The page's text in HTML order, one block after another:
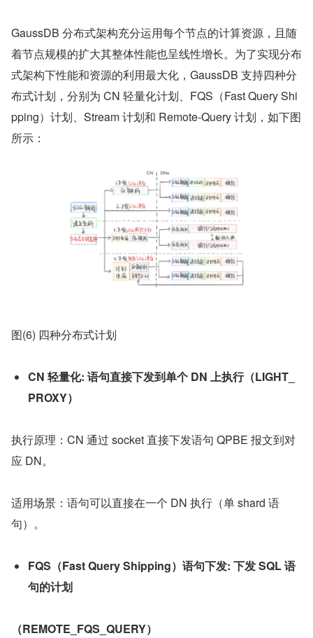
GaussDB 分布式架构充分运用每个节点的计算资源，且随
着节点规模的扩大其整体性能也呈线性增长。为了实现分布
式架构下性能和资源的利用最大化，GaussDB 支持四种分
布式计划，分别为 CN 轻量化计划、FQS（Fast Query Shi
pping）计划、Stream 计划和 Remote-Query 计划，如下图
所示：
图(6) 四种分布式计划
CN 轻量化: 语句直接下发到单个 DN 上执行（LIGHT_
PROXY）
执行原理：CN 通过 socket 直接下发语句 QPBE 报文到对
应 DN。
适用场景：语句可以直接在一个 DN 执行（单 shard 语
句）。
FQS（Fast Query Shipping）语句下发: 下发 SQL 语
句的计划
（REMOTE_FQS_QUERY）